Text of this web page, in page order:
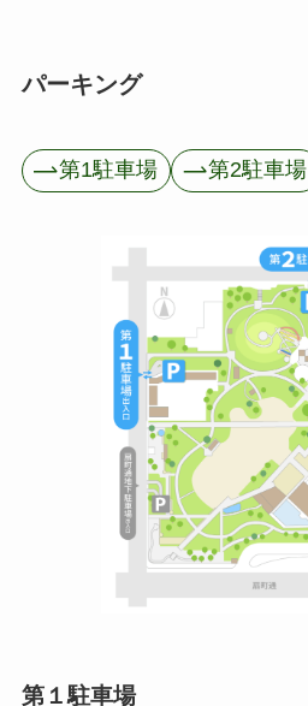
パーキング
第1駐車場 第2駐車場
第１駐車場